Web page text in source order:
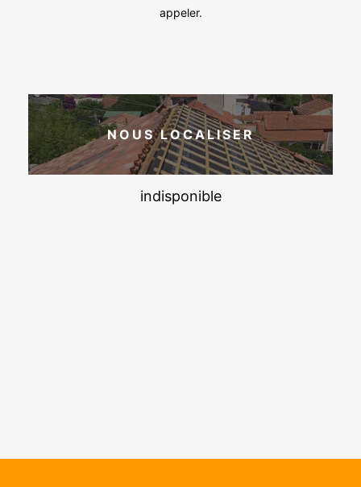
appeler.
NOUS LOCALISER
indisponible